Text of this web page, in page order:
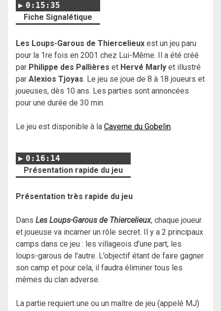
0:15:35
Fiche Signalétique
Les Loups-Garous de Thiercelieux est un jeu paru
pour la 1re fois en 2001 chez Lui-Même. Il a été créé
par Philippe des Pallières et Hervé Marly et illustré
par Alexios Tjoyas. Le jeu se joue de 8 à 18 joueurs et
joueuses, dès 10 ans. Les parties sont annoncées
pour une durée de 30 min.
Le jeu est disponible à la Caverne du Gobelin.
0:16:14
Présentation rapide du jeu
Présentation très rapide du jeu
Dans Les Loups-Garous de Thiercelieux, chaque joueur
et joueuse va incarner un rôle secret. Il y a 2 principaux
camps dans ce jeu : les villageois d’une part, les
loups-garous de l’autre. L’objectif étant de faire gagner
son camp et pour cela, il faudra éliminer tous les
mêmes du clan adverse.
La partie requiert une ou un maître de jeu (appelé MJ)